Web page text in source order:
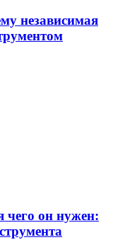
независимая
чего он нужен: